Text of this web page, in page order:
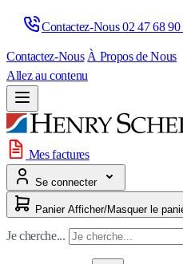
Contactez-Nous 02 47 68 90
Contactez-Nous À Propos de Nous
Allez au contenu
Mes factures
Se connecter
Panier
Je cherche...